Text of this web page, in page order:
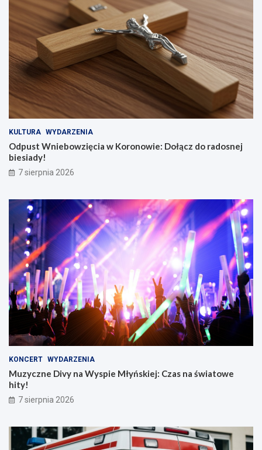
KULTURA WYDARZENIA
Odpust Wniebowzięcia w Koronowie: Dołącz do radosnej
biesiady!
7 sierpnia 2026
KONCERT WYDARZENIA
Muzyczne Divy na Wyspie Młyńskiej: Czas na światowe
hity!
7 sierpnia 2026